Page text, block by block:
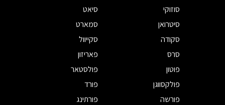
סוזוקי
סיאט
סיטרואן
סמארט
סקודה
סקייוול
סרס
פאריזון
פוטון
פולסטאר
פולקסווגן
פורד
פורשה
פורתינג